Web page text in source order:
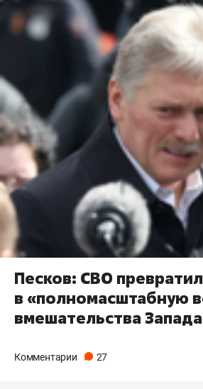
Песков: СВО
в «полномасштабную
вмешательства Запада
Комментарии 27